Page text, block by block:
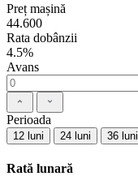
Preț mașină
44.600
Rata dobânzii
4.5%
Avans
Perioada
12 luni 24 luni 36 luni
Rată lunară